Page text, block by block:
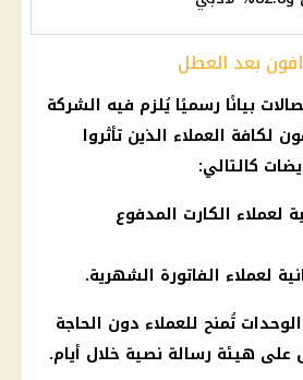
بعد العطل
بيانًا رسميًا يُلزم فيه الشركة
لكافة العملاء الذين تأثروا
كالتالي:
لعملاء الكارت المدفوع
تُمنح للعملاء دون الحاجة
هيئة رسالة نصية خلال أيام.